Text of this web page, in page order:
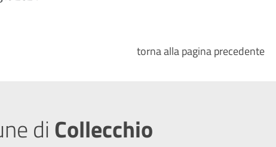
torna alla pagina precedente
di Collecchio